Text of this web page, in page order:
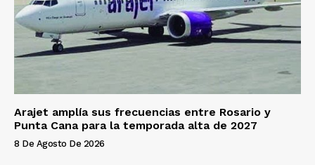
Arajet amplía sus frecuencias entre Rosario y
Punta Cana para la temporada alta de 2027
8 De Agosto De 2026